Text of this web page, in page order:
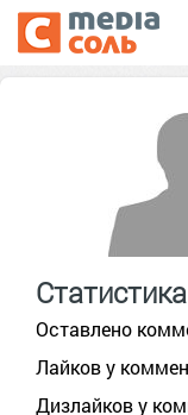
Оставлено
Лайков у
Дизлайков у